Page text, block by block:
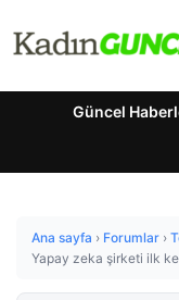
Güncel
Ana sayfa › Forumlar ›
Yapay zeka şirketi ilk